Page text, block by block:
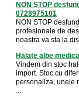
NON STOP
0728975101
NON STOP
profesionale de
noastra va sta la
Halate albe
Vindem din stoc
import. Stoc cu
personaliza, unele
...